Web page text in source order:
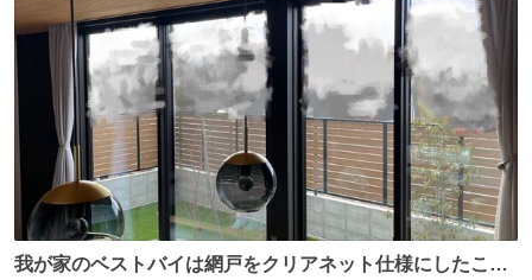
数
我が家のベストバイは網戸をクリアネット仕様にしたこ